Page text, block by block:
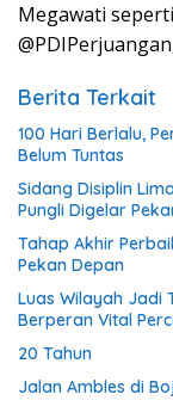
Megawati
Berita Terkait
100 Hari Berlalu,
Belum Tuntas
Sidang Disiplin
Pungli Digelar
Tahap Akhir
Pekan Depan
Luas Wilayah Jadi
Berperan Vital
20 Tahun
Jalan Ambles di